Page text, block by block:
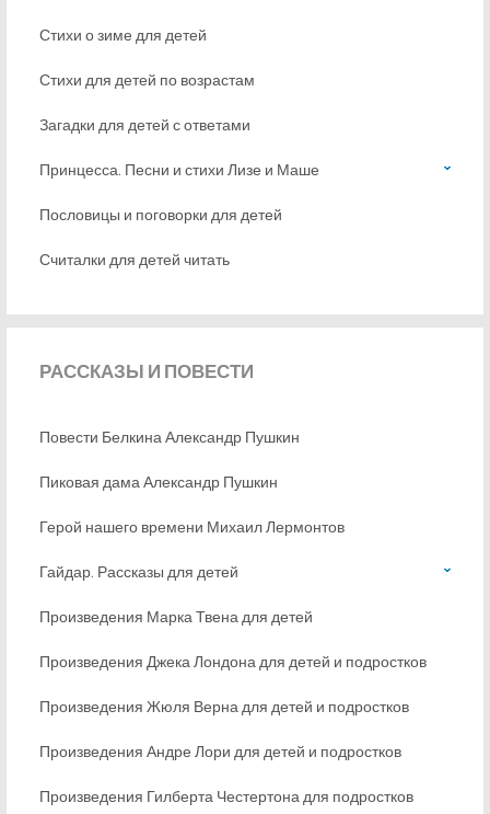
Стихи о зиме для детей
Стихи для детей по возрастам
Загадки для детей с ответами
Принцесса. Песни и стихи Лизе и Маше
Пословицы и поговорки для детей
Считалки для детей читать
РАССКАЗЫ И ПОВЕСТИ
Повести Белкина Александр Пушкин
Пиковая дама Александр Пушкин
Герой нашего времени Михаил Лермонтов
Гайдар. Рассказы для детей
Произведения Марка Твена для детей
Произведения Джека Лондона для детей и подростков
Произведения Жюля Верна для детей и подростков
Произведения Андре Лори для детей и подростков
Произведения Гилберта Честертона для подростков